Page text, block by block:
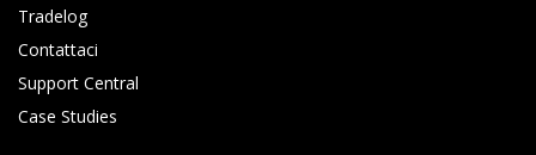
Tradelog
Contattaci
Support Central
Case Studies